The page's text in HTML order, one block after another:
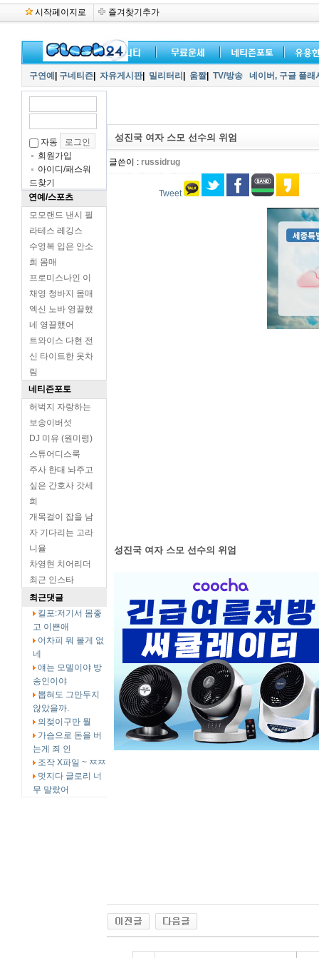
시작페이지로 즐겨찾기추가
구연예 구네티즌 자유게시판| 밀리터리 움짤| TV/방송 네이버, 구글 플
자동
회원가입
아이디/패스워
드찾기
연예/스포츠
모모랜드 낸시 필
라테스 레깅스
수영복 입은 안소
희 몸매
프로미스나인 이
채영 청바지 몸매
엑신 노바 영끌했
네 영끌했어
트와이스 다현 전
신 타이트한 옷차
림
네티즌포토
허벅지 자랑하는
보송이버섯
DJ 미유 (원미령)
스튜어디스룩
주사 한대 놔주고
싶은 간호사 갓세
희
개목걸이 잡을 남
자 기다리는 고라
니율
차영현 치어리더
최근 인스타
최근댓글
킬포:저기서 몸좋
고 이쁜애
어차피 뭐 볼게 없
네
얘는 모델이야 방
송인이야
뽑혀도 그만두지
않았을까.
의젖이구만 뭘
가슴으로 돈을 버
는게 죄 인
조작 X파일 ~ ㅉㅉ
멋지다 글로리 너
무 말랐어
성진국 여자 스모 선수의 위엄
글쓴이 : russidrug
Tweet
성진국 여자 스모 선수의 위엄